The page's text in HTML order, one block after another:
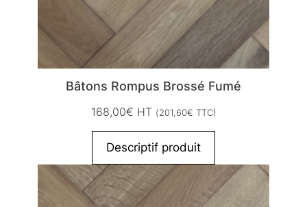
Bâtons Rompus Brossé Fumé
168,00€ HT (201,60€ TTC)
Descriptif produit